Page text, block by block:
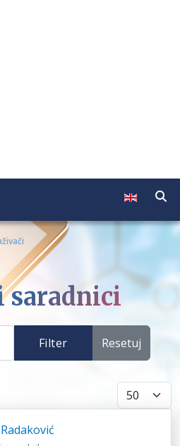
saradnici
Filter Resetuj
Prikaži broj